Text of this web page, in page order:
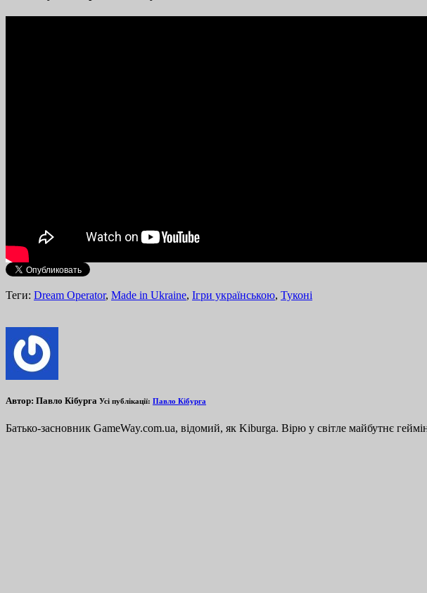
Теги: Dream Operator, Made in Ukraine, Ігри українською, Туконі
Автор: Павло Кібурга Усі публікації: Павло Кібурга
Батько-засновник GameWay.com.ua, відомий, як Kiburga. Вірю у світле майбутнє